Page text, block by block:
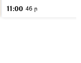
11:00 46 ր